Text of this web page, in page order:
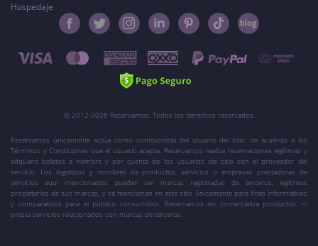
Hospedaje
© 2012-2026 Reservamos. Todos los derechos reservados.
Reservamos únicamente actúa como comisionista del usuario del sitio, de acuerdo a los
Términos y Condiciones que el usuario acepta. Reservamos realiza reservaciones legítimas y
adquiere boletos a nombre y por cuenta de los usuarios del sitio con el proveedor del
servicio. Los logotipos y nombres de productos, servicios o empresas prestadoras de
servicios aquí mencionados pueden ser marcas registradas de terceros, legítimos
propietarios de sus marcas, y se mencionan en este sitio únicamente para fines informativos
y comparativos para el público consumidor. Reservamos no comercializa productos, ni
presta servicios relacionados con marcas de terceros.